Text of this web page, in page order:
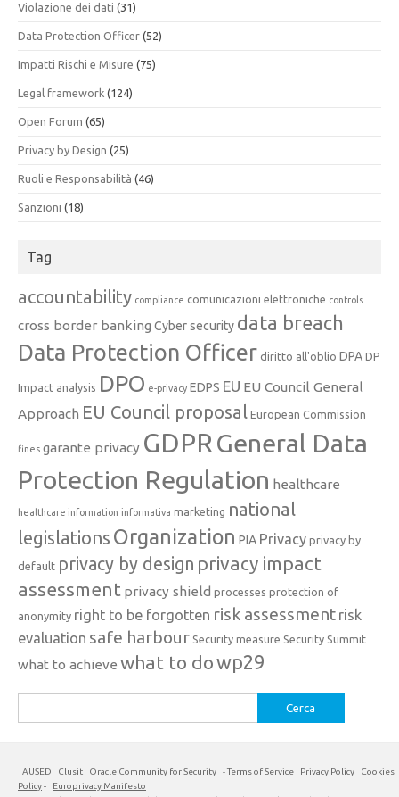
Violazione dei dati (31)
Data Protection Officer (52)
Impatti Rischi e Misure (75)
Legal framework (124)
Open Forum (65)
Privacy by Design (25)
Ruoli e Responsabilità (46)
Sanzioni (18)
Tag
accountability compliance comunicazioni elettroniche controls
cross border banking Cyber security data breach
Data Protection Officer diritto all'oblio DPA DP
Impact analysis DPO e-privacy EDPS EU EU Council General
Approach EU Council proposal European Commission
fines garante privacy GDPRGeneral Data
Protection Regulation healthcare
healthcare information informativa marketing national
legislations Organization PIA Privacy privacy by
default privacy by design privacy impact
assessment privacy shield processes protection of
anonymity right to be forgotten risk assessment risk
evaluation safe harbour Security measure Security Summit
what to achieve what to dowp29
per:
AUSED Clusit Oracle Community for Security -Terms of Service Privacy Policy
Cookies
Policy-
Europrivacy Manifesto